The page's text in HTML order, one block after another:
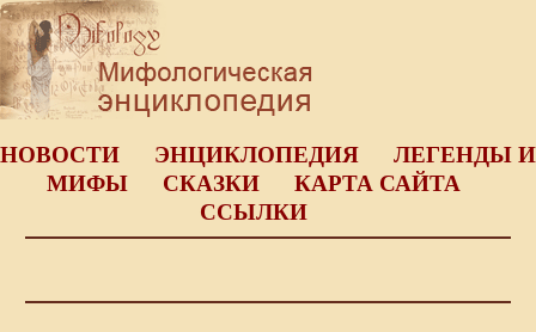
НОВОСТИ ЭНЦИКЛОПЕДИЯ
ЛЕГЕНДЫ И
МИФЫ
СКАЗКИ
КАРТА САЙТА
ССЫЛКИ